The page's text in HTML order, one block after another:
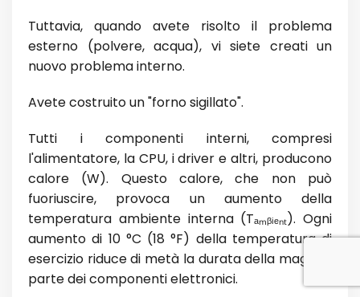
Tuttavia, quando avete risolto il problema
esterno (polvere, acqua), vi siete creati un
nuovo problema interno.
Avete costruito un "forno sigillato".
Tutti i componenti interni, compresi
l'alimentatore, la CPU, i driver e altri, producono
calore (W). Questo calore, che non può
fuoriuscire, provoca un aumento della
temperatura ambiente interna (Tₐₘᵦᵢₑₙₜ). Ogni
aumento di 10 °C (18 °F) della temperatura di
esercizio riduce di metà la durata della maggior
parte dei componenti elettronici.